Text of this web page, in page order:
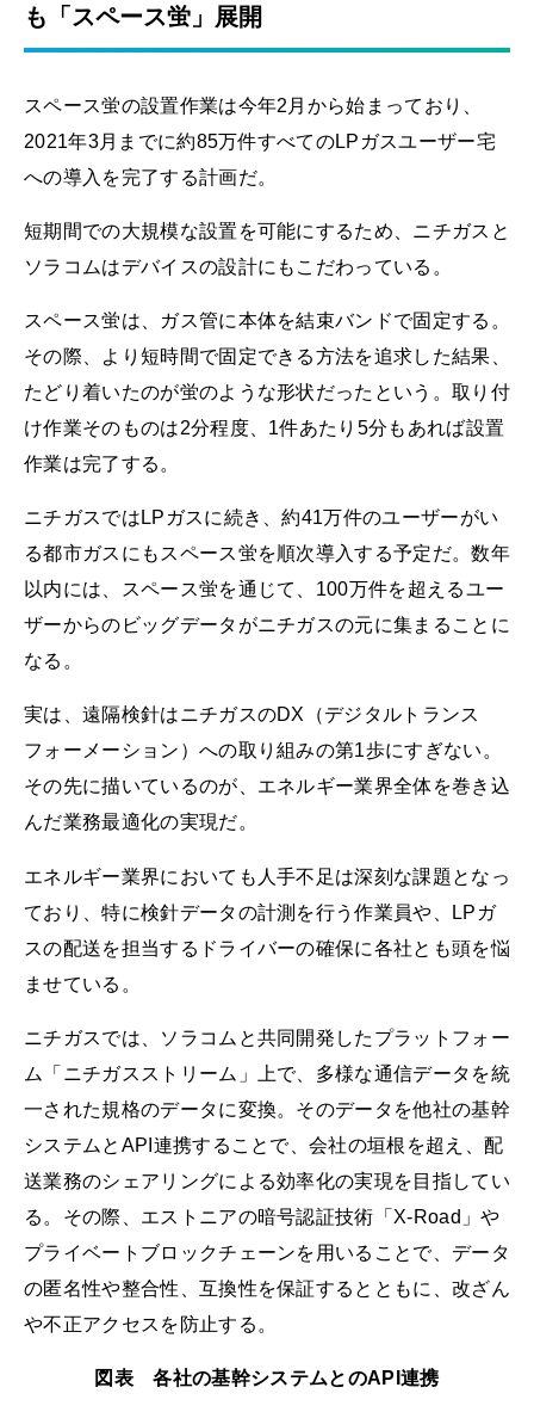
も「スペース蛍」展開
スペース蛍の設置作業は今年2月から始まっており、
2021年3月までに約85万件すべてのLPガスユーザー宅
への導入を完了する計画だ。
短期間での大規模な設置を可能にするため、ニチガスと
ソラコムはデバイスの設計にもこだわっている。
スペース蛍は、ガス管に本体を結束バンドで固定する。
その際、より短時間で固定できる方法を追求した結果、
たどり着いたのが蛍のような形状だったという。取り付
け作業そのものは2分程度、1件あたり5分もあれば設置
作業は完了する。
ニチガスではLPガスに続き、約41万件のユーザーがい
る都市ガスにもスペース蛍を順次導入する予定だ。数年
以内には、スペース蛍を通じて、100万件を超えるユー
ザーからのビッグデータがニチガスの元に集まることに
なる。
実は、遠隔検針はニチガスのDX（デジタルトランス
フォーメーション）への取り組みの第1歩にすぎない。
その先に描いているのが、エネルギー業界全体を巻き込
んだ業務最適化の実現だ。
エネルギー業界においても人手不足は深刻な課題となっ
ており、特に検針データの計測を行う作業員や、LPガ
スの配送を担当するドライバーの確保に各社とも頭を悩
ませている。
ニチガスでは、ソラコムと共同開発したプラットフォー
ム「ニチガスストリーム」上で、多様な通信データを統
一された規格のデータに変換。そのデータを他社の基幹
システムとAPI連携することで、会社の垣根を超え、配
送業務のシェアリングによる効率化の実現を目指してい
る。その際、エストニアの暗号認証技術「X-Road」や
プライベートブロックチェーンを用いることで、データ
の匿名性や整合性、互換性を保証するとともに、改ざん
や不正アクセスを防止する。
図表 各社の基幹システムとのAPI連携